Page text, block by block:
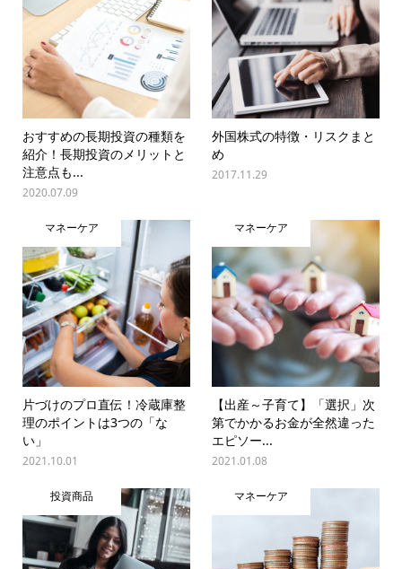
おすすめの長期投資の種類を
紹介！長期投資のメリットと
注意点も...
2020.07.09
外国株式の特徴・リスクまと
め
2017.11.29
マネーケア
片づけのプロ直伝！冷蔵庫整
理のポイントは3つの「な
い」
2021.10.01
マネーケア
【出産～子育て】「選択」次
第でかかるお金が全然違った
エピソー...
2021.01.08
投資商品 マネーケア